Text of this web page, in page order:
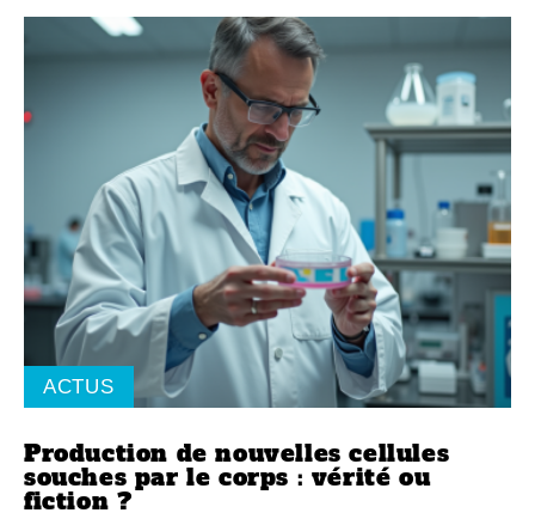
ACTUS
Production de nouvelles cellules
souches par le corps : vérité ou
fiction ?